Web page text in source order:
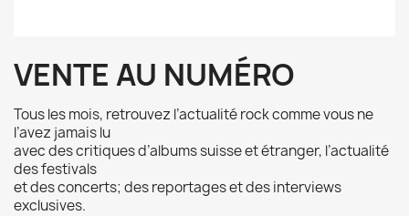
VENTE AU NUMÉRO
Tous les mois, retrouvez l’actualité rock comme vous ne
l’avez jamais lu
avec des critiques d’albums suisse et étranger, l’actualité
des festivals
et des concerts; des reportages et des interviews
exclusives.